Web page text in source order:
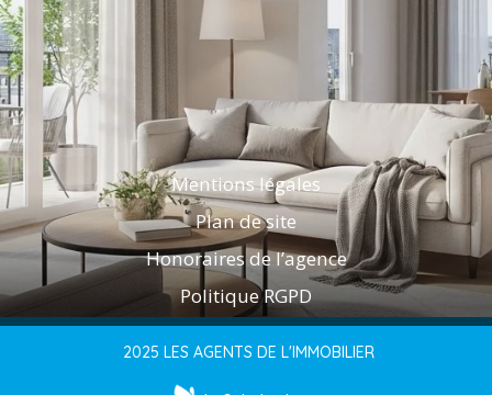
Mentions légales
Plan de site
Honoraires de l’agence
Politique RGPD
2025 LES AGENTS DE L'IMMOBILIER